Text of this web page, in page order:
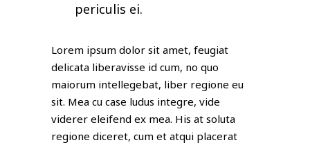
periculis ei.
Lorem ipsum dolor sit amet, feugiat
delicata liberavisse id cum, no quo
maiorum intellegebat, liber regione eu
sit. Mea cu case ludus integre, vide
viderer eleifend ex mea. His at soluta
regione diceret, cum et atqui placerat